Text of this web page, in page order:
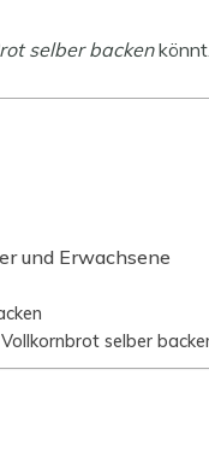
selber backenkönnt.
und Erwachsene
selber